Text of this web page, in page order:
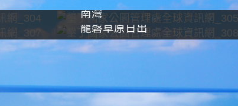
南灣
龍磐草原日出